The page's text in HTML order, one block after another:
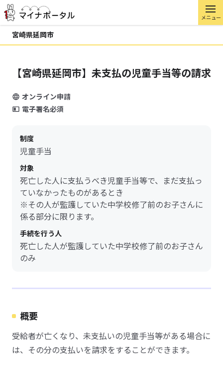
メニュー
宮崎県延岡市
【宮崎県延岡市】未支払の児童手当等の請求
オンライン申請
電子署名必須
制度
児童手当
対象
死亡した人に支払うべき児童手当等で、まだ支払っ
ていなかったものがあるとき
※その人が監護していた中学校修了前のお子さんに
係る部分に限ります。
手続を行う人
死亡した人が監護していた中学校修了前のお子さん
のみ
概要
受給者が亡くなり、未支払いの児童手当等がある場合に
は、その分の支払いを請求をすることができます。